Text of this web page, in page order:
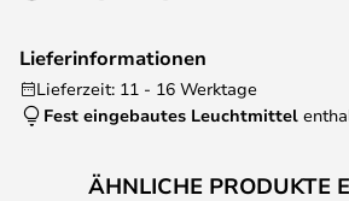
Lieferinformationen
Lieferzeit: 11 - 16 Werktage
Fest eingebautes Leuchtmittel
ÄHNLICHE PRODUKTE